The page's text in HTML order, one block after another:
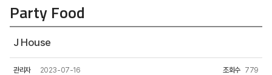
Party Food
J House
관리자 2023-07-16 조회수 779